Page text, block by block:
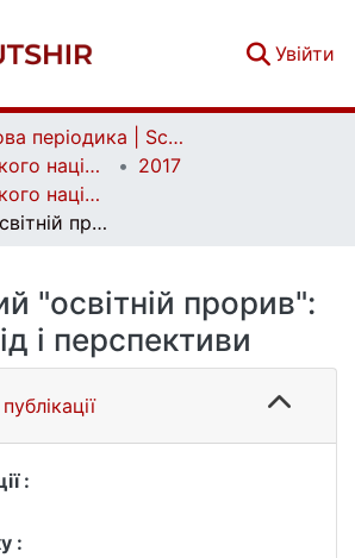
Увійти
Наукова періодика | Scientific periodicals
Вісник Київського національного університету імені Тараса Шевченка. Соціальна робота | Bulletin of Taras Shevchenko National University of Kyiv. Social work
2017
Вісник Київського національного університету імені Тараса Шевченка. Соціальна робота. Вип. 2(2)
Польський "освітній прорив": досвід і перспективи
"освітній прорив":
і перспективи
:
: